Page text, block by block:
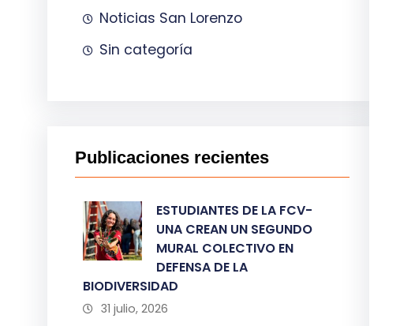
Noticias San Lorenzo
Sin categoría
Publicaciones recientes
ESTUDIANTES DE LA FCV-
UNA CREAN UN SEGUNDO
MURAL COLECTIVO EN
DEFENSA DE LA
BIODIVERSIDAD
31 julio, 2026